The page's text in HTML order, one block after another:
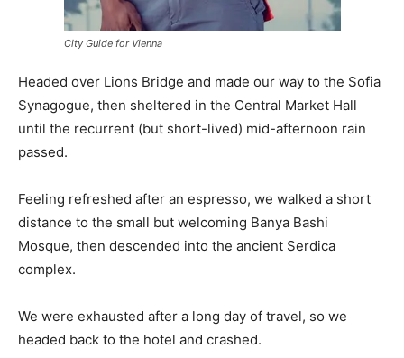
City Guide for Vienna
Headed over Lions Bridge and made our way to the Sofia
Synagogue, then sheltered in the Central Market Hall
until the recurrent (but short-lived) mid-afternoon rain
passed.
Feeling refreshed after an espresso, we walked a short
distance to the small but welcoming Banya Bashi
Mosque, then descended into the ancient Serdica
complex.
We were exhausted after a long day of travel, so we
headed back to the hotel and crashed.